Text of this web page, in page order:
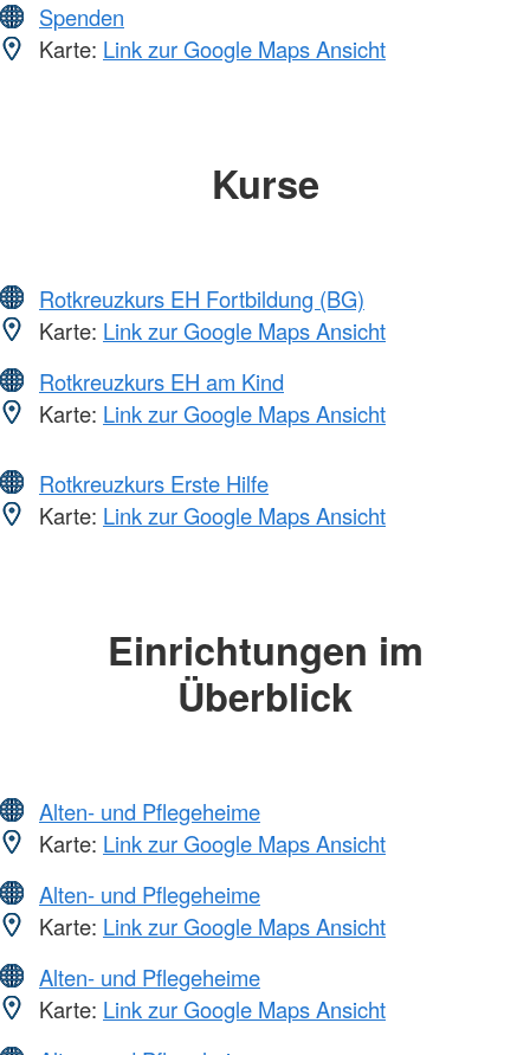
Spenden
Karte: Link zur Google Maps Ansicht
Kurse
Rotkreuzkurs EH Fortbildung (BG)
Karte: Link zur Google Maps Ansicht
Rotkreuzkurs EH am Kind
Karte: Link zur Google Maps Ansicht
Rotkreuzkurs Erste Hilfe
Karte: Link zur Google Maps Ansicht
Einrichtungen im
Überblick
Alten- und Pflegeheime
Karte: Link zur Google Maps Ansicht
Alten- und Pflegeheime
Karte: Link zur Google Maps Ansicht
Alten- und Pflegeheime
Karte: Link zur Google Maps Ansicht